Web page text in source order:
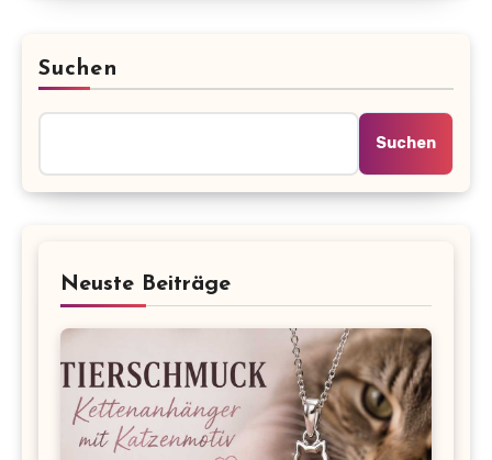
Suchen
Suchen
Neuste Beiträge